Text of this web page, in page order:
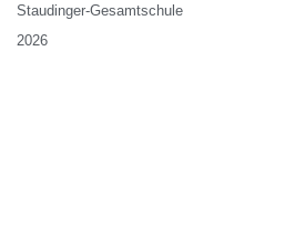
Staudinger-Gesamtschule
2026